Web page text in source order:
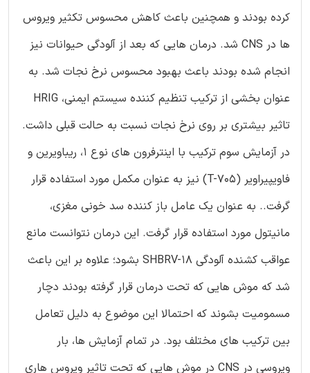
کرده بودند و همچنین باعث کاهش محسوس تکثیر ویروس
ها در CNS شد. درمان هایی که بعد از آلودگی حیوانات نیز
انجام شده بودند باعث بهبود محسوس نرخ نجات شد. به
عنوان بخشی از ترکیب تنظیم کننده سیستم ایمنی، HRIG
تاثیر بیشتری بر روی نرخ نجات نسبت به حالت قبلی داشت.
در آزمایش سوم ترکیب با اینترفرون های نوع 1، ریباویرین و
فاویپیراویر (T-705) نیز به عنوان مکمل مورد استفاده قرار
گرفت.. به عنوان یک عامل باز کننده سد خونی مغزی،
مانیتول مورد استفاده قرار گرفت. این درمان نتوانست مانع
عواقب کشنده آلودگی SHBRV-18 بشود؛ علاوه بر این باعث
شد که موش هایی که تحت درمان قرار گرفته بودند دچار
مسمومیت بشوند که احتمالا این موضوع به دلیل تعامل
بین ترکیب های مختلف بود. در تمام آزمایش ها، بار
ویروسی در CNS در موش هایی که تحت تاثیر ویروس هاری